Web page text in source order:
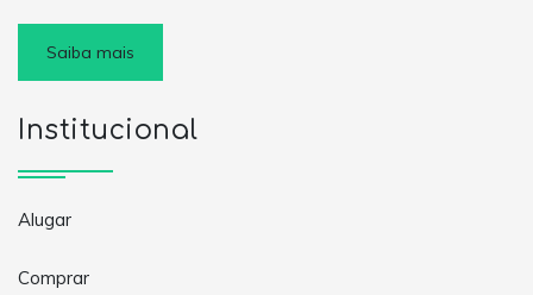
Saiba mais
Institucional
Alugar
Comprar